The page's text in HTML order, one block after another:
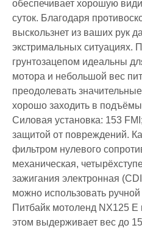
обеспечивает хорошую
суток. Благодаря
выскользнет из ваших рук
экстримальных ситуациях.
грунтозацепом идеальны
мотора и небольшой вес
преодолевать
хорошо заходить в
Силовая установка: 153
защитой от повреждений.
фильтром нулевого
механическая,
зажигания электронная
можно использовать ручной
Питбайк мотоленд NX125 E
этом выдерживает вес до